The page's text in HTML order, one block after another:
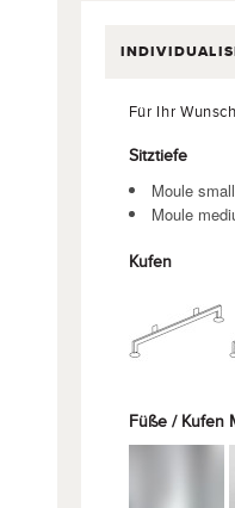
Für Ihr
Sitztiefe
Moule
Moule
Kufen
Füße / Kufen